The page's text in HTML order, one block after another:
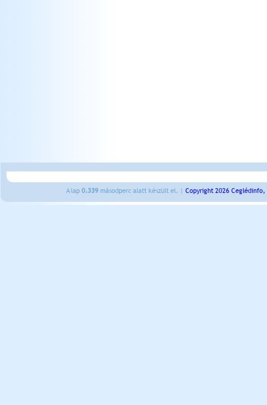
A lap 0.339 másodperc alatt készült el. | Copyright 2026